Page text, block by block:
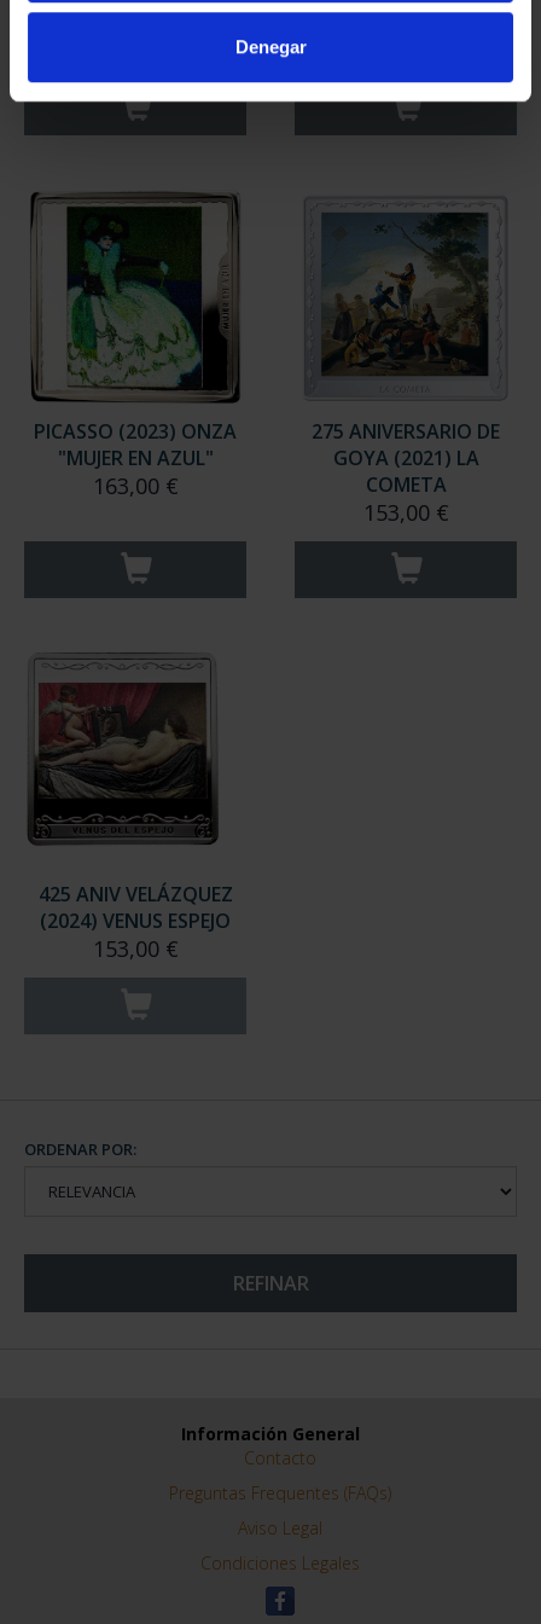
Denegar
"ARLEQUÍN (LEÓNIDE)"
GOYA (2021) PERRO
PICASSO (2023) ONZA
"MUJER EN AZUL"
163,00 €
275 ANIVERSARIO DE
GOYA (2021) LA
COMETA
153,00 €
425 ANIV VELÁZQUEZ
(2024) VENUS ESPEJO
153,00 €
ORDENAR POR:
REFINAR
Información General
Contacto
Preguntas Frequentes (FAQs)
Aviso Legal
Condiciones Legales